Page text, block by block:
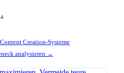
Creation-Systeme
analysieren →